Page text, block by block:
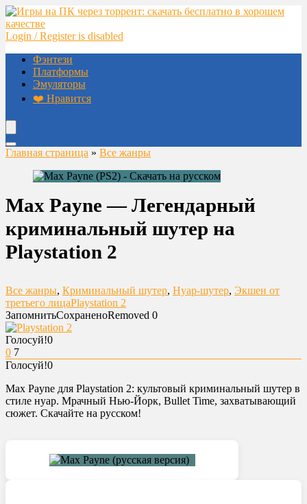
Login / Register is disabled
Фэнтези
Платформы
Эмуляторы
❤️ Нравится
Главная страница » Все жанры
Max Payne — Легендарный
криминальный шутер на
Playstation 2
Все жанры, Криминальный шутер, Нуар-шутер, Экшен от
третьего лицаPlaystation 2
ЗапомнитьСохраненоRemoved 0
Голосуй!0
0 7
Голосуй!0
Max Payne для Playstation 2: культовый криминальный шутер в
стиле нуар. Мрачный Нью-Йорк, Bullet Time, захватывающий
сюжет. Скачайте на русском!